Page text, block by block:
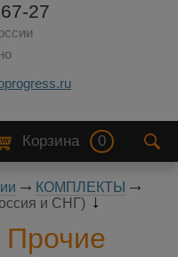
27
Корзина 0
КОМПЛЕКТЫ
и СНГ)